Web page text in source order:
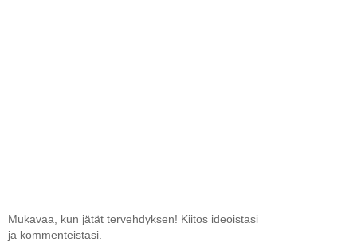
Mukavaa, kun jätät tervehdyksen! Kiitos ideoistasi
ja kommenteistasi.